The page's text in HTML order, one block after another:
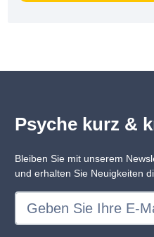
Psyche kurz &
Bleiben Sie mit unserem
und erhalten Sie Neuigkeiten